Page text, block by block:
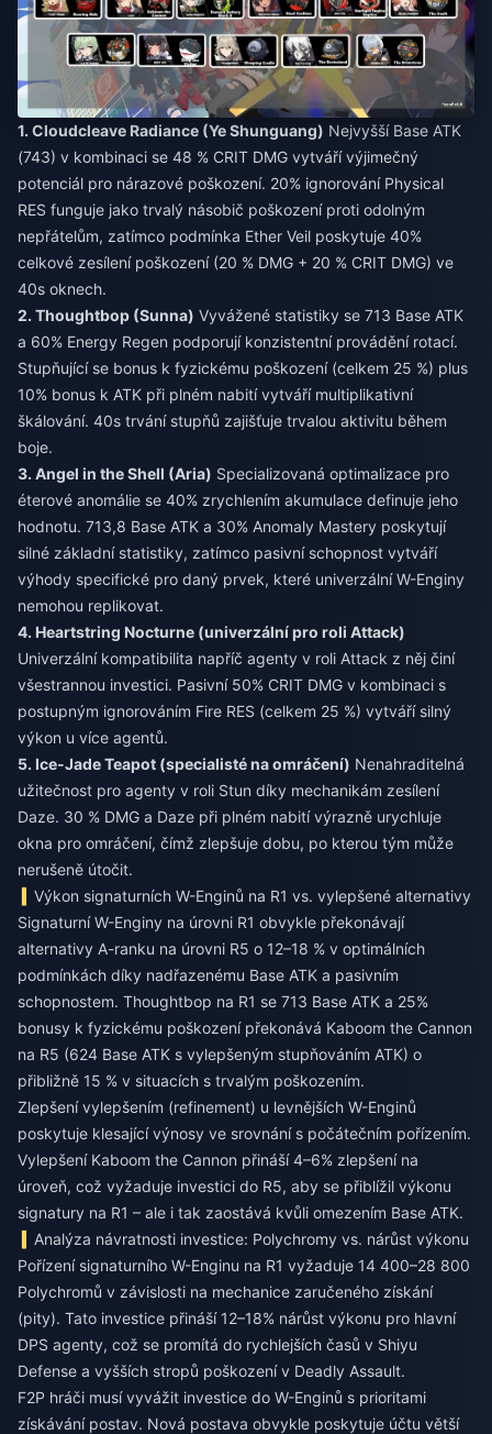
1. Cloudcleave Radiance (Ye Shunguang) Nejvyšší Base ATK
(743) v kombinaci se 48 % CRIT DMG vytváří výjimečný
potenciál pro nárazové poškození. 20% ignorování Physical
RES funguje jako trvalý násobič poškození proti odolným
nepřátelům, zatímco podmínka Ether Veil poskytuje 40%
celkové zesílení poškození (20 % DMG + 20 % CRIT DMG) ve
40s oknech.
2. Thoughtbop (Sunna) Vyvážené statistiky se 713 Base ATK
a 60% Energy Regen podporují konzistentní provádění rotací.
Stupňující se bonus k fyzickému poškození (celkem 25 %) plus
10% bonus k ATK při plném nabití vytváří multiplikativní
škálování. 40s trvání stupňů zajišťuje trvalou aktivitu během
boje.
3. Angel in the Shell (Aria) Specializovaná optimalizace pro
éterové anomálie se 40% zrychlením akumulace definuje jeho
hodnotu. 713,8 Base ATK a 30% Anomaly Mastery poskytují
silné základní statistiky, zatímco pasivní schopnost vytváří
výhody specifické pro daný prvek, které univerzální W-Enginy
nemohou replikovat.
4. Heartstring Nocturne (univerzální pro roli Attack)
Univerzální kompatibilita napříč agenty v roli Attack z něj činí
všestrannou investici. Pasivní 50% CRIT DMG v kombinaci s
postupným ignorováním Fire RES (celkem 25 %) vytváří silný
výkon u více agentů.
5. Ice-Jade Teapot (specialisté na omráčení) Nenahraditelná
užitečnost pro agenty v roli Stun díky mechanikám zesílení
Daze. 30 % DMG a Daze při plném nabití výrazně urychluje
okna pro omráčení, čímž zlepšuje dobu, po kterou tým může
nerušeně útočit.
Výkon signaturních W-Enginů na R1 vs. vylepšené alternativy
Signaturní W-Enginy na úrovni R1 obvykle překonávají
alternativy A-ranku na úrovni R5 o 12–18 % v optimálních
podmínkách díky nadřazenému Base ATK a pasivním
schopnostem. Thoughtbop na R1 se 713 Base ATK a 25%
bonusy k fyzickému poškození překonává Kaboom the Cannon
na R5 (624 Base ATK s vylepšeným stupňováním ATK) o
přibližně 15 % v situacích s trvalým poškozením.
Zlepšení vylepšením (refinement) u levnějších W-Enginů
poskytuje klesající výnosy ve srovnání s počátečním pořízením.
Vylepšení Kaboom the Cannon přináší 4–6% zlepšení na
úroveň, což vyžaduje investici do R5, aby se přiblížil výkonu
signatury na R1 – ale i tak zaostává kvůli omezením Base ATK.
Analýza návratnosti investice: Polychromy vs. nárůst výkonu
Pořízení signaturního W-Enginu na R1 vyžaduje 14 400–28 800
Polychromů v závislosti na mechanice zaručeného získání
(pity). Tato investice přináší 12–18% nárůst výkonu pro hlavní
DPS agenty, což se promítá do rychlejších časů v Shiyu
Defense a vyšších stropů poškození v Deadly Assault.
F2P hráči musí vyvážit investice do W-Enginů s prioritami
získávání postav. Nová postava obvykle poskytuje účtu větší